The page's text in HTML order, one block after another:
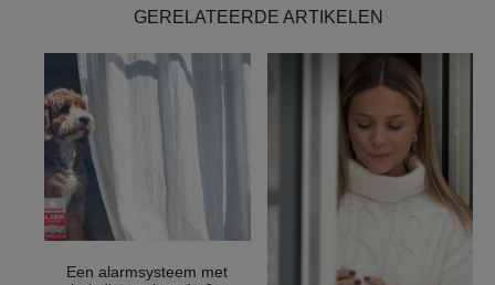
GERELATEERDE ARTIKELEN
Een alarmsysteem met